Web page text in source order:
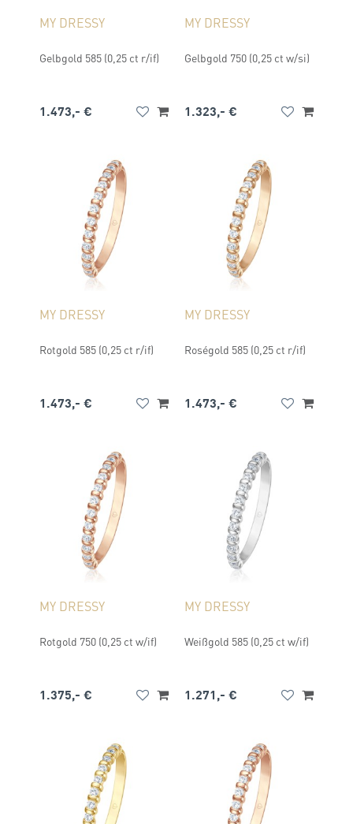
MY DRESSY
Gelbgold 585 (0,25 ct r/if)
1.473,- €
MY DRESSY
Gelbgold 750 (0,25 ct w/si)
1.323,- €
MY DRESSY
Rotgold 585 (0,25 ct r/if)
1.473,- €
MY DRESSY
Roségold 585 (0,25 ct r/if)
1.473,- €
MY DRESSY
Rotgold 750 (0,25 ct w/if)
1.375,- €
MY DRESSY
Weißgold 585 (0,25 ct w/if)
1.271,- €